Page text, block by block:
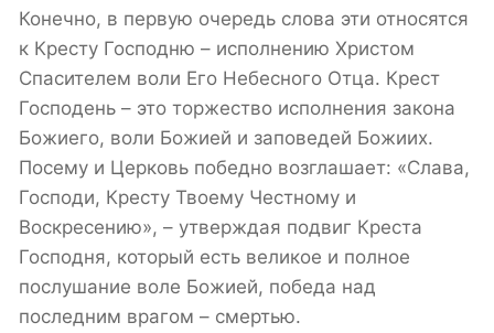
Конечно, в первую очередь слова эти относятся
к Кресту Господню – исполнению Христом
Спасителем воли Его Небесного Отца. Крест
Господень – это торжество исполнения закона
Божиего, воли Божией и заповедей Божиих.
Посему и Церковь победно возглашает: «Слава,
Господи, Кресту Твоему Честному и
Воскресению», – утверждая подвиг Креста
Господня, который есть великое и полное
послушание воле Божией, победа над
последним врагом – смертью.